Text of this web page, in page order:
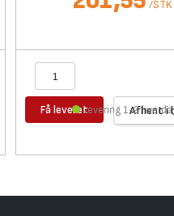
/STK
Få leveret Afhent i
Levering 1-2